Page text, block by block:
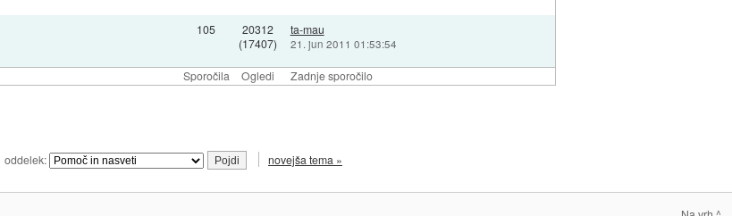
Sporočila Ogledi Zadnje sporočilo
105
20312
(17407)
ta-mau
21. jun 2011 01:53:54
oddelek: novejša tema »